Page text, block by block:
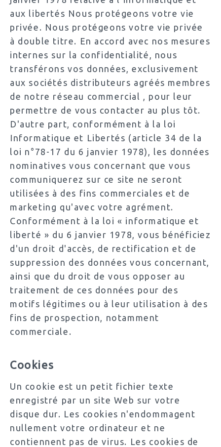
aux libertés Nous protégeons votre vie
privée. Nous protégeons votre vie privée
à double titre. En accord avec nos mesures
internes sur la confidentialité, nous
transférons vos données, exclusivement
aux sociétés distributeurs agréés membres
de notre réseau commercial , pour leur
permettre de vous contacter au plus tôt.
D'autre part, conformément à la loi
Informatique et Libertés (article 34 de la
loi n°78-17 du 6 janvier 1978), les données
nominatives vous concernant que vous
communiquerez sur ce site ne seront
utilisées à des fins commerciales et de
marketing qu'avec votre agrément.
Conformément à la loi « informatique et
liberté » du 6 janvier 1978, vous bénéficiez
d'un droit d'accès, de rectification et de
suppression des données vous concernant,
ainsi que du droit de vous opposer au
traitement de ces données pour des
motifs légitimes ou à leur utilisation à des
fins de prospection, notamment
commerciale.
Cookies
Un cookie est un petit fichier texte
enregistré par un site Web sur votre
disque dur. Les cookies n'endommagent
nullement votre ordinateur et ne
contiennent pas de virus. Les cookies de